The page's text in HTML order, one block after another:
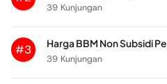
39 Kunjungan
#3
Harga BBM Non Subsidi
39 Kunjungan